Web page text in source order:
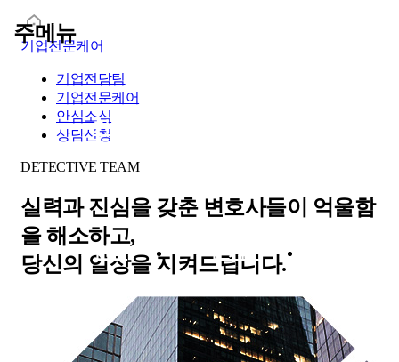
주메뉴
기업
전담 문케어
기업전문케어
기업전담팀
기업전문케어
안심소식
상담신청
DETECTIVE TEAM
실력과 진심을 갖춘 변호사들이 억울함
을 해소하고,
당신의 일상을 지켜드립니다.